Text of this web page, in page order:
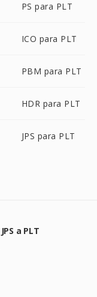
PS para PLT
ICO para PLT
PBM para PLT
HDR para PLT
JPS para PLT
a PLT